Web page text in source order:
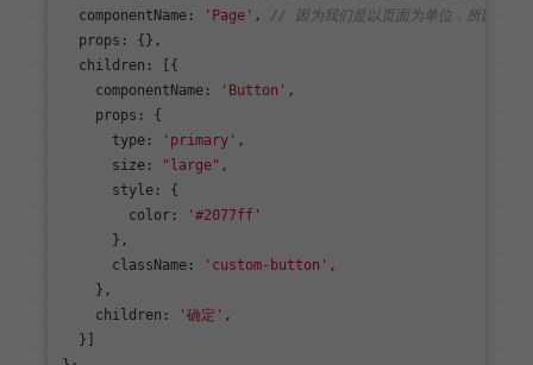
componentName : 'Page' , // 因为我们是以页面为单位，所以顶层
props : {},
children : [{
componentName : 'Button' ,
props : {
type : 'primary' ,
size : "large" ,
style : {
color :
'#2077ff'
      },
className : 'custom-button' ,
    },
children : '确定' ,
  }]